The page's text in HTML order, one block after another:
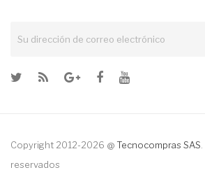
Copyright 2012-2026 @ Tecnocompras SAS
reservados